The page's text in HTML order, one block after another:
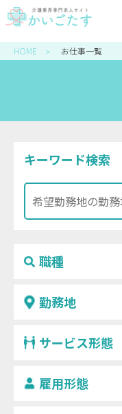
HOME ＞ お仕事一覧
キーワード検索
職種
勤務地
サービス形態
雇用形態